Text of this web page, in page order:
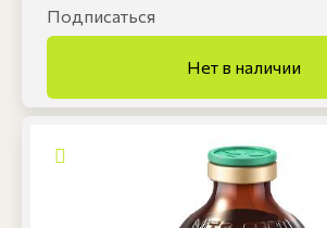
Подписаться